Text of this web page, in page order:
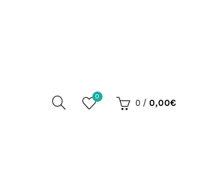
0
0 / 0,00€